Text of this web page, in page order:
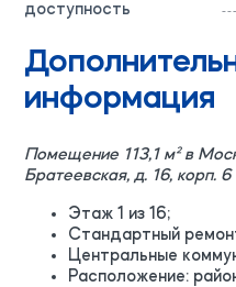
доступность
информация
Помещение 113,1 м² в
Братеевская, д. 16, корп. 6
Этаж 1 из 16;
Стандартный
Центральные
Расположение: